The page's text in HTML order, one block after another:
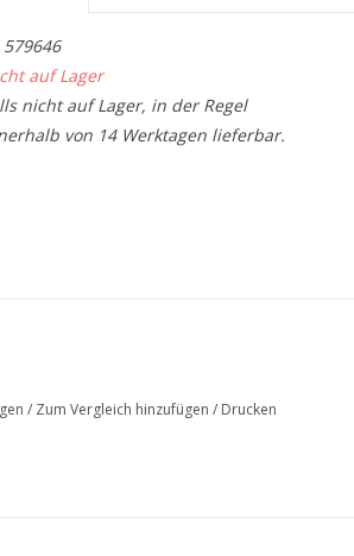
579646
auf Lager
nicht auf Lager, in der Regel
von 14 Werktagen lieferbar.
/ Zum Vergleich hinzufügen / Drucken